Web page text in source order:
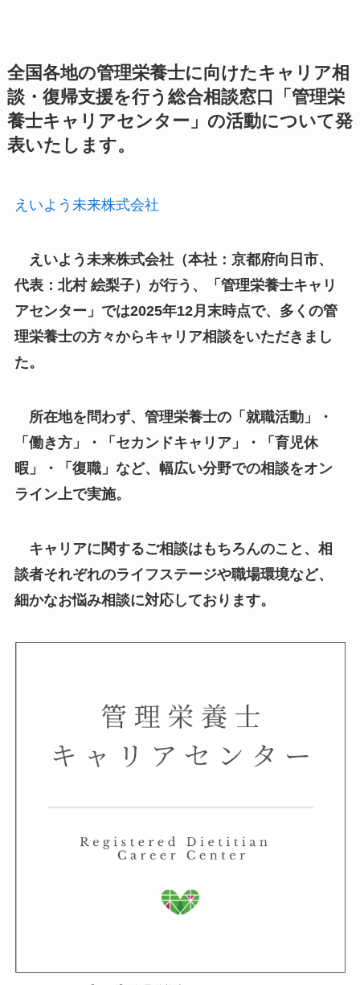
全国各地の管理栄養士に向けたキャリア相
談・復帰支援を行う総合相談窓口「管理栄
養士キャリアセンター」の活動について発
表いたします。
えいよう未来株式会社
えいよう未来株式会社（本社：京都府向日市、
代表：北村 絵梨子）が行う、「管理栄養士キャリ
アセンター」では2025年12月末時点で、多くの管
理栄養士の方々からキャリア相談をいただきまし
た。
所在地を問わず、管理栄養士の「就職活動」・
「働き方」・「セカンドキャリア」・「育児休
暇」・「復職」など、幅広い分野での相談をオン
ライン上で実施。
キャリアに関するご相談はもちろんのこと、相
談者それぞれのライフステージや職場環境など、
細かなお悩み相談に対応しております。